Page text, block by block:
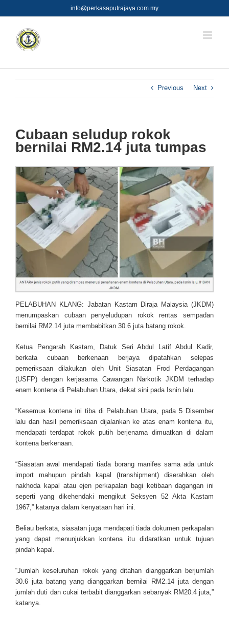
to
info@perkasaputrajaya.com.my
Previous Next
Cubaan seludup rokok
bernilai RM2.14 juta tumpas
PELABUHAN KLANG: Jabatan Kastam Diraja Malaysia (JKDM)
menumpaskan cubaan penyeludupan rokok rentas sempadan
bernilai RM2.14 juta membabitkan 30.6 juta batang rokok.
Ketua Pengarah Kastam, Datuk Seri Abdul Latif Abdul Kadir,
berkata cubaan berkenaan berjaya dipatahkan selepas
pemeriksaan dilakukan oleh Unit Siasatan Frod Perdagangan
(USFP) dengan kerjasama Cawangan Narkotik JKDM terhadap
enam kontena di Pelabuhan Utara, dekat sini pada Isnin lalu.
“Kesemua kontena ini tiba di Pelabuhan Utara, pada 5 Disember
lalu dan hasil pemeriksaan dijalankan ke atas enam kontena itu,
mendapati terdapat rokok putih berjenama dimuatkan di dalam
kontena berkenaan.
“Siasatan awal mendapati tiada borang manifes sama ada untuk
import mahupun pindah kapal (transhipment) diserahkan oleh
nakhoda kapal atau ejen perkapalan bagi ketibaan dagangan ini
seperti yang dikehendaki mengikut Seksyen 52 Akta Kastam
1967,” katanya dalam kenyataan hari ini.
Beliau berkata, siasatan juga mendapati tiada dokumen perkapalan
yang dapat menunjukkan kontena itu didaratkan untuk tujuan
pindah kapal.
“Jumlah keseluruhan rokok yang ditahan dianggarkan berjumlah
30.6 juta batang yang dianggarkan bernilai RM2.14 juta dengan
jumlah duti dan cukai terbabit dianggarkan sebanyak RM20.4 juta,”
katanya.